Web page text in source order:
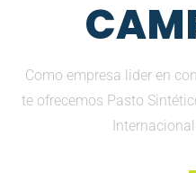
Como empresa lider en
te ofrecemos Pasto